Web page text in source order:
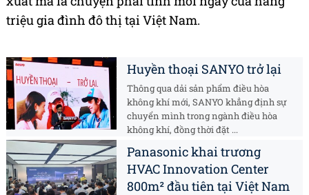
triệu gia đình đô thị tại Việt Nam.
Huyền thoại SANYO trở lại
Thông qua dải sản phẩm điều hòa
không khí mới, SANYO khẳng định sự
chuyển mình trong ngành điều hòa
không khí, đồng thời đặt ...
Panasonic khai trương
HVAC Innovation Center
800m² đầu tiên tại Việt Nam